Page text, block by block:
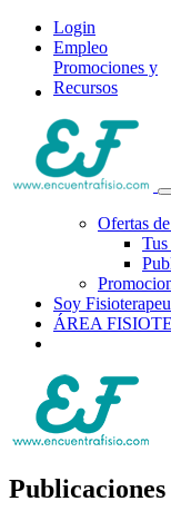
Login
Empleo
Promociones y
Recursos
Ofertas
Tus
Soy
ÁREA
Publicaciones